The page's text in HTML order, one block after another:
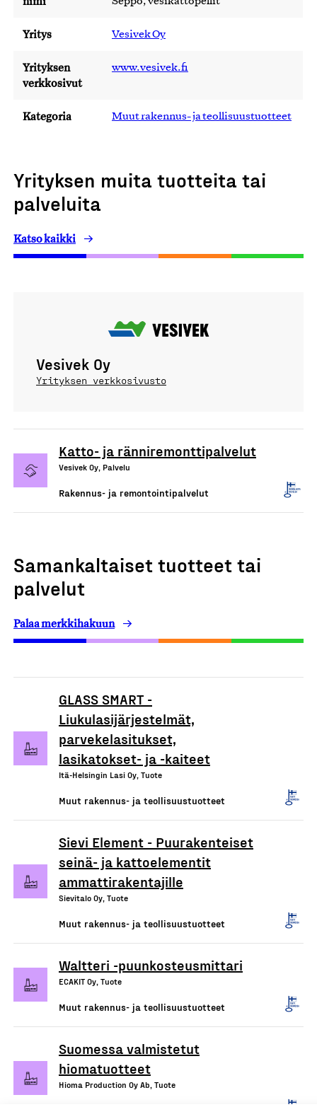
Yritys Vesivek Oy
Yrityksen
verkkosivut
www.vesivek.fi
Kategoria Muut rakennus- ja teollisuustuotteet
Yrityksen muita tuotteita tai
palveluita
Katso kaikki
Vesivek Oy
Yrityksen verkkosivusto
Katto- ja ränniremonttipalvelut
Vesivek Oy, Palvelu
Rakennus- ja remontointipalvelut
Samankaltaiset tuotteet tai
palvelut
Palaa merkkihakuun
GLASS SMART -
Liukulasijärjestelmät,
parvekelasitukset,
lasikatokset- ja -kaiteet
Itä-Helsingin Lasi Oy, Tuote
Muut rakennus- ja teollisuustuotteet
Sievi Element - Puurakenteiset
seinä- ja kattoelementit
ammattirakentajille
Sievitalo Oy, Tuote
Muut rakennus- ja teollisuustuotteet
Waltteri -puunkosteusmittari
ECAKIT Oy, Tuote
Muut rakennus- ja teollisuustuotteet
Suomessa valmistetut
hiomatuotteet
Hioma Production Oy Ab, Tuote